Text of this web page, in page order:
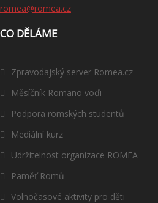
romea@romea.cz
CO DĚLÁME
Zpravodajský server Romea.cz
Měsíčník Romano voďi
Podpora romských studentů
Mediální kurz
Udržitelnost organizace ROMEA
Paměť Romů
Volnočasové aktivity pro děti